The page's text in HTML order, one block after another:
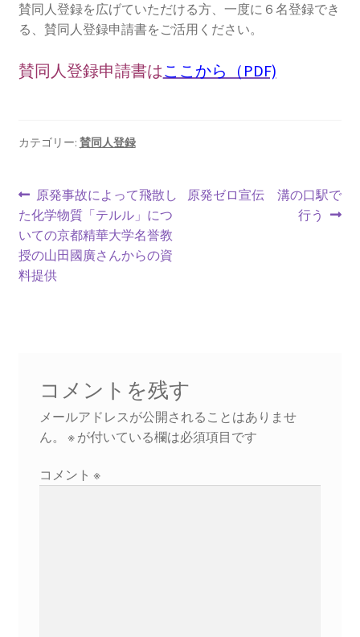
き集会
2024.10.13 映画「決断」上映と講演会を開催
わさき集会開催
ギャラリー
ギャラリー_2023.3.12
ギャラリー_2026.3.15
原発ゼロと未来
原発動向
賛同人登録を広げていただける方、一度に６名登録でき
る、賛同人登録申請書をご活用ください。
賛同人登録申請書はここから（PDF)
カテゴリー: 賛同人登録
投
稿
ナ
ビ
シ
ョ
ン
前
の
投
稿:
原発事故によって飛散し
た化学物質「テルル」につ
いての京都精華大学名誉教
授の山田國廣さんからの資
料提供
次
原発ゼロ宣伝 溝の口駅で
行う
コメントを残す
メールアドレスが公開されることはありませ
ん。
※が付いている欄は必須項目です
コメント ※